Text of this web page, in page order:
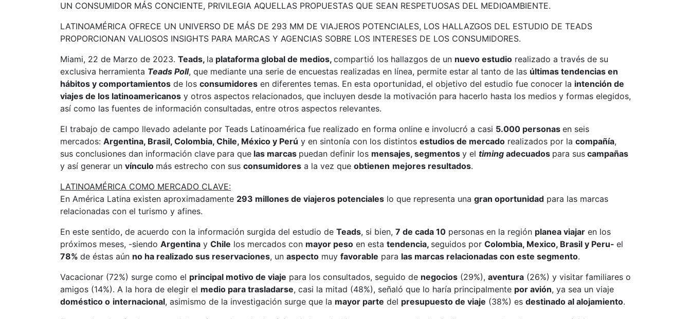
UN CONSUMIDOR MÁS CONCIENTE, PRIVILEGIA AQUELLAS PROPUESTAS QUE SEAN RESPETUOSAS DEL MEDIOAMBIENTE.
LATINOAMÉRICA OFRECE UN UNIVERSO DE MÁS DE 293 MM DE VIAJEROS POTENCIALES, LOS HALLAZGOS DEL ESTUDIO DE TEADS
PROPORCIONAN VALIOSOS INSIGHTS PARA MARCAS Y AGENCIAS SOBRE LOS INTERESES DE LOS CONSUMIDORES.
Miami, 22 de Marzo de 2023. Teads, la plataforma global de medios, compartió los hallazgos de un nuevo estudio realizado a través de su
exclusiva herramienta Teads Poll, que mediante una serie de encuestas realizadas en línea, permite estar al tanto de las últimas tendencias en
hábitos y comportamientos de los consumidores en diferentes temas. En esta oportunidad, el objetivo del estudio fue conocer la intención de
viajes de los latinoamericanos y otros aspectos relacionados, que incluyen desde la motivación para hacerlo hasta los medios y formas elegidos,
así como las fuentes de información consultadas, entre otros aspectos relevantes.
El trabajo de campo llevado adelante por Teads Latinoamérica fue realizado en forma online e involucró a casi 5.000 personas en seis
mercados: Argentina, Brasil, Colombia, Chile, México y Perú y en sintonía con los distintos estudios de mercado realizados por la compañía,
sus conclusiones dan información clave para que las marcas puedan definir los mensajes, segmentos y el timing adecuados para sus campañas
y así generar un vínculo más estrecho con sus consumidores a la vez que obtienen mejores resultados.
LATINOAMÉRICA COMO MERCADO CLAVE:
En América Latina existen aproximadamente 293 millones de viajeros potenciales lo que representa una gran oportunidad para las marcas
relacionadas con el turismo y afines.
En este sentido, de acuerdo con la información surgida del estudio de Teads, si bien, 7 de cada 10 personas en la región planea viajar en los
próximos meses, -siendo Argentina y Chile los mercados con mayor peso en esta tendencia, seguidos por Colombia, Mexico, Brasil y Peru- el
78% de éstas aún no ha realizado sus reservaciones, un aspecto muy favorable para las marcas relacionadas con este segmento.
Vacacionar (72%) surge como el principal motivo de viaje para los consultados, seguido de negocios (29%), aventura (26%) y visitar familiares o
amigos (14%). A la hora de elegir el medio para trasladarse, casi la mitad (48%), señaló que lo haría principalmente por avión, ya sea un viaje
doméstico o internacional, asimismo de la investigación surge que la mayor parte del presupuesto de viaje (38%) es destinado al alojamiento.